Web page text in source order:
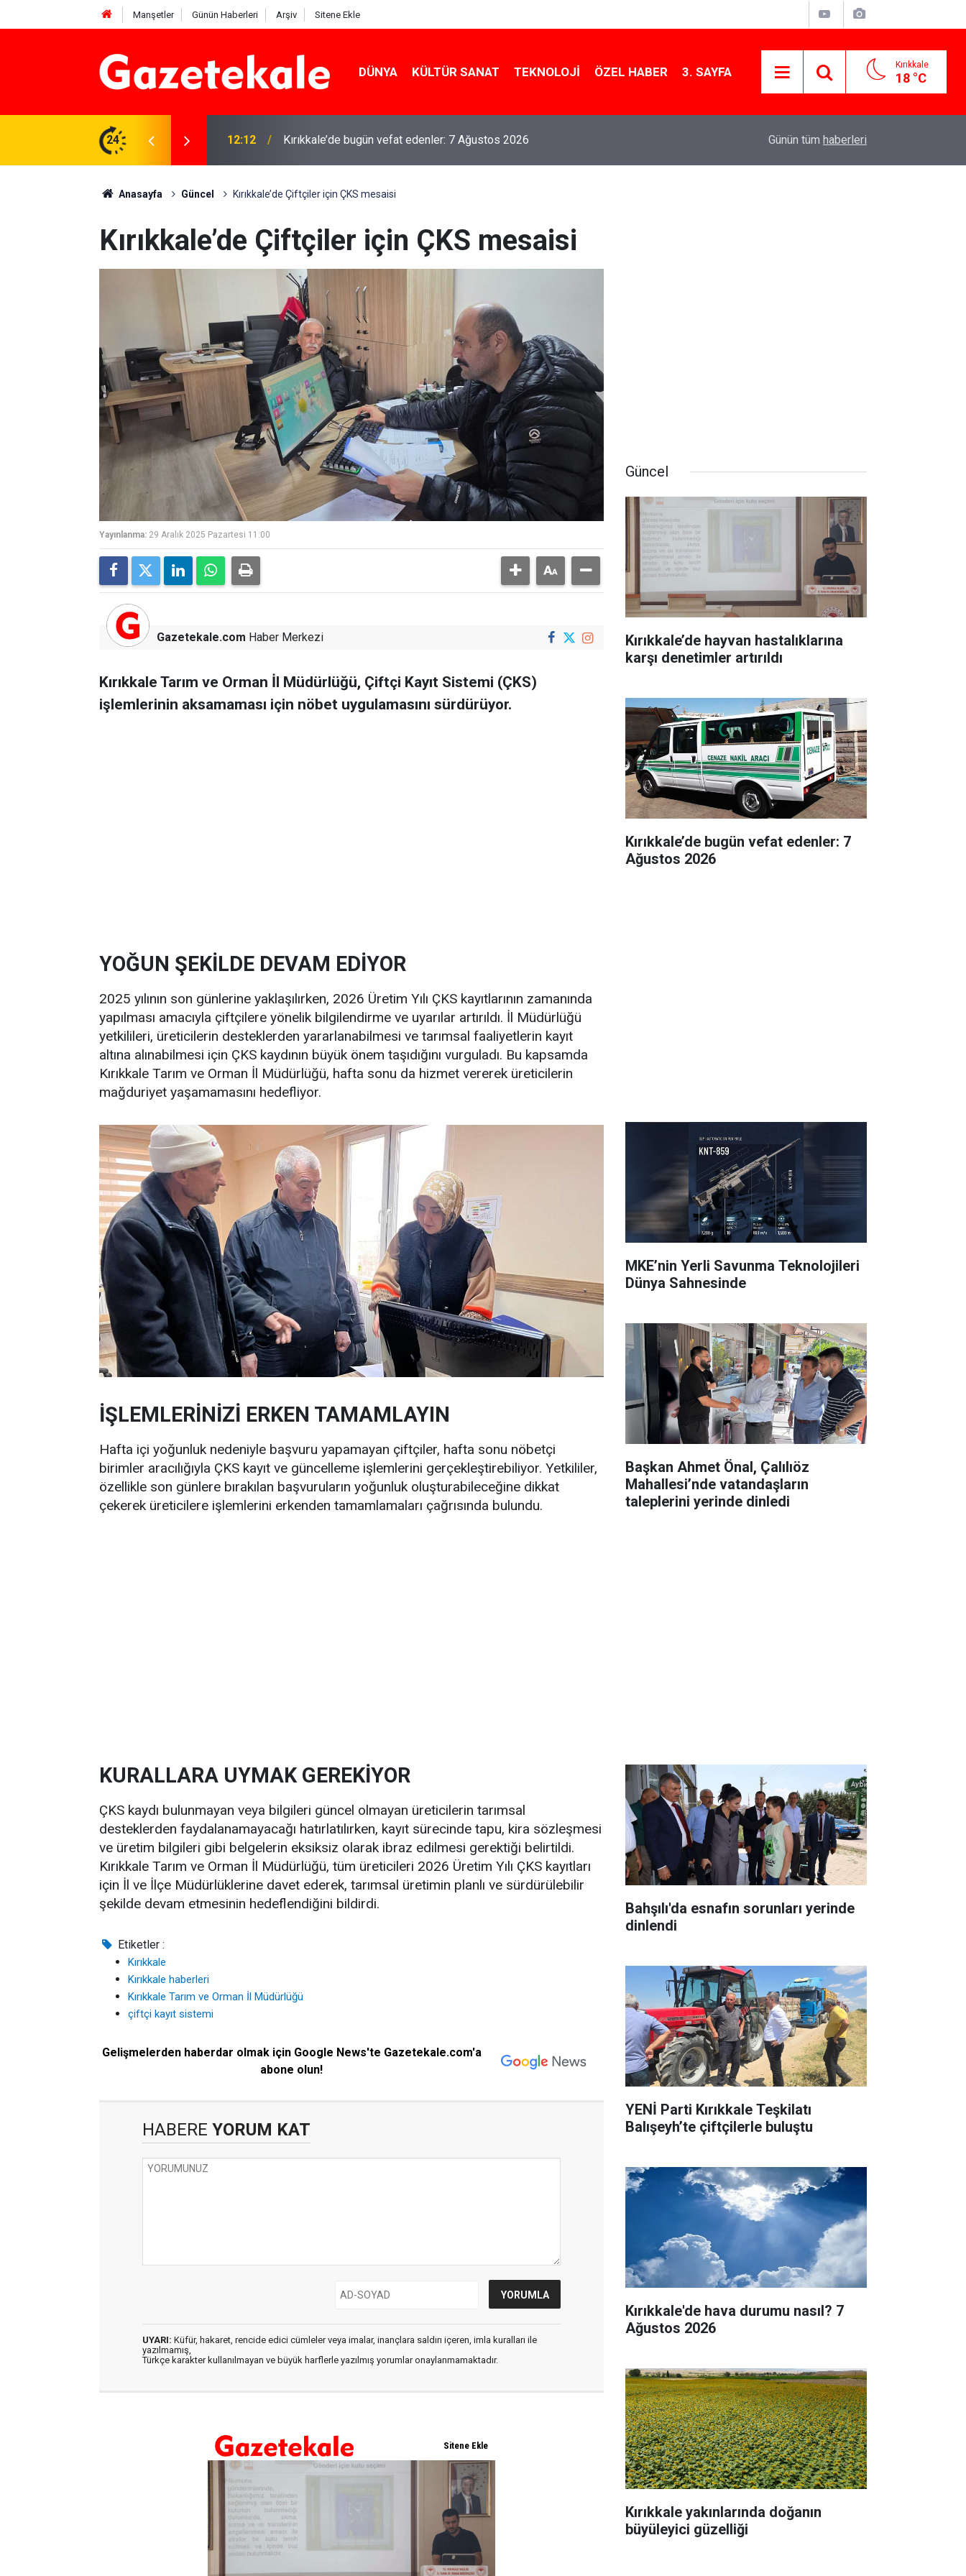
Manşetler Günün Haberleri Arşiv Sitene Ekle
DÜNYA KÜLTÜR SANAT TEKNOLOJI ÖZEL HABER 3. SAYFA Kırıkkale
18 °C
24
karşı denetimler artırıldı 12:12 Kırıkkale’de bugün vefat edenler: 7 Ağustos 2026 MKE’nin Yerli Savunma Teknolojileri Dünya
Günün tüm haberleri
Anasayfa Güncel Kırıkkale’de Çiftçiler için ÇKS mesaisi
Kırıkkale’de Çiftçiler için ÇKS mesaisi
Yayınlanma: 29 Aralık 2025 Pazartesi 11:00
Gazetekale.com Haber Merkezi
Kırıkkale Tarım ve Orman İl Müdürlüğü, Çiftçi Kayıt Sistemi (ÇKS)
işlemlerinin aksamaması için nöbet uygulamasını sürdürüyor.
YOĞUN ŞEKİLDE DEVAM EDİYOR
2025 yılının son günlerine yaklaşılırken, 2026 Üretim Yılı ÇKS kayıtlarının zamanında
yapılması amacıyla çiftçilere yönelik bilgilendirme ve uyarılar artırıldı. İl Müdürlüğü
yetkilileri, üreticilerin desteklerden yararlanabilmesi ve tarımsal faaliyetlerin kayıt
altına alınabilmesi için ÇKS kaydının büyük önem taşıdığını vurguladı. Bu kapsamda
Kırıkkale Tarım ve Orman İl Müdürlüğü, hafta sonu da hizmet vererek üreticilerin
mağduriyet yaşamamasını hedefliyor.
İŞLEMLERİNİZİ ERKEN TAMAMLAYIN
Hafta içi yoğunluk nedeniyle başvuru yapamayan çiftçiler, hafta sonu nöbetçi
birimler aracılığıyla ÇKS kayıt ve güncelleme işlemlerini gerçekleştirebiliyor. Yetkililer,
özellikle son günlere bırakılan başvuruların yoğunluk oluşturabileceğine dikkat
çekerek üreticilere işlemlerini erkenden tamamlamaları çağrısında bulundu.
KURALLARA UYMAK GEREKİYOR
ÇKS kaydı bulunmayan veya bilgileri güncel olmayan üreticilerin tarımsal
desteklerden faydalanamayacağı hatırlatılırken, kayıt sürecinde tapu, kira sözleşmesi
ve üretim bilgileri gibi belgelerin eksiksiz olarak ibraz edilmesi gerektiği belirtildi.
Kırıkkale Tarım ve Orman İl Müdürlüğü, tüm üreticileri 2026 Üretim Yılı ÇKS kayıtları
için İl ve İlçe Müdürlüklerine davet ederek, tarımsal üretimin planlı ve sürdürülebilir
şekilde devam etmesinin hedeflendiğini bildirdi.
Etiketler :
Kırıkkale
Kırıkkale haberleri
Kırıkkale Tarım ve Orman İl Müdürlüğü
çiftçi kayıt sistemi
Gelişmelerden haberdar olmak için Google News'te Gazetekale.com'a
abone olun!
HABERE YORUM KAT
UYARI: Küfür, hakaret, rencide edici cümleler veya imalar, inançlara saldırı içeren, imla kuralları ile
yazılmamış,
Türkçe karakter kullanılmayan ve büyük harflerle yazılmış yorumlar onaylanmamaktadır.
Güncel
Kırıkkale’de hayvan hastalıklarına
karşı denetimler artırıldı
Kırıkkale’de bugün vefat edenler: 7
Ağustos 2026
MKE’nin Yerli Savunma Teknolojileri
Dünya Sahnesinde
Başkan Ahmet Önal, Çalılıöz
Mahallesi’nde vatandaşların
taleplerini yerinde dinledi
Bahşılı'da esnafın sorunları yerinde
dinlendi
YENİ Parti Kırıkkale Teşkilatı
Balışeyh’te çiftçilerle buluştu
Kırıkkale'de hava durumu nasıl? 7
Ağustos 2026
Kırıkkale yakınlarında doğanın
büyüleyici güzelliği